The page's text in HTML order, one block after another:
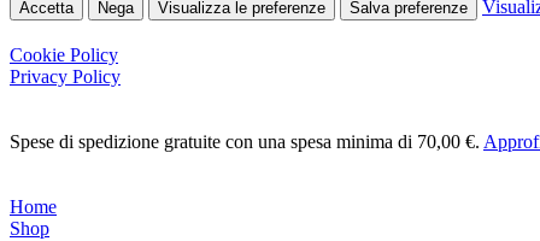
Accetta Nega Visualizza le preferenze Salva preferenze
Cookie Policy
Privacy Policy
to
Spese di spedizione gratuite con una spesa minima di 70,00 €.
Home
Shop